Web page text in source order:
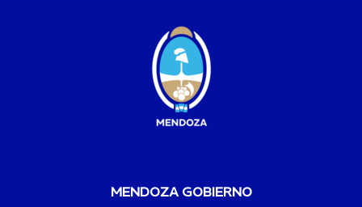
MENDOZA GOBIERNO